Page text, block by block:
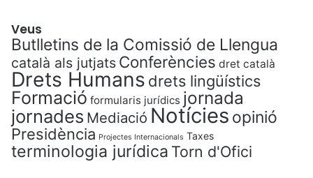
Veus
Butlletins de la Comissió de Llengua
català als jutjats Conferències dret català
Drets Humans drets lingüístics
Formació formularis jurídics jornada
jornades Mediació Notícies opinió
Presidència Projectes Internacionals Taxes
terminologia jurídica Torn d'Ofici